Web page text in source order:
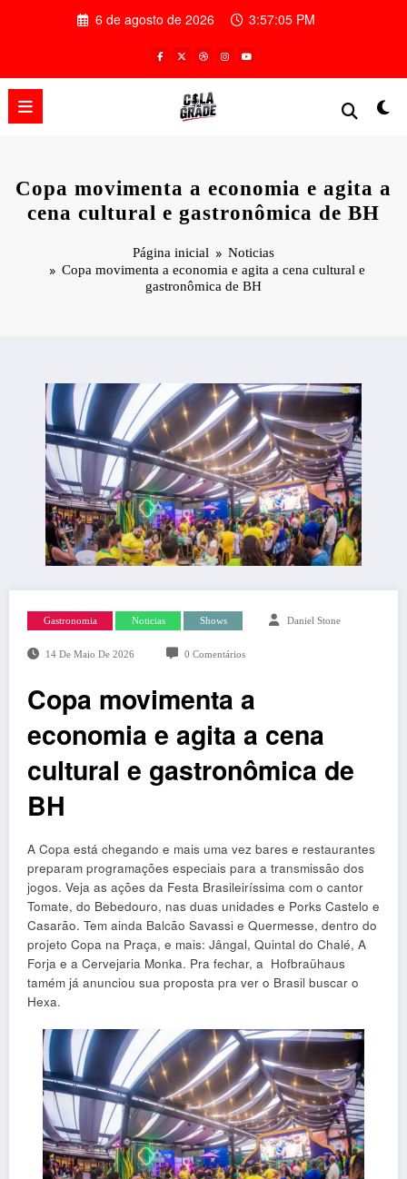
6 de agosto de 2026 3:57:07 PM
Copa movimenta a economia e agita a
cena cultural e gastronômica de BH
Página inicial
Noticias
Copa movimenta a economia e agita a cena cultural e
gastronômica de BH
Gastronomia Noticias Shows Daniel Stone
14 De Maio De 2026 0 Comentários
Copa movimenta a
economia e agita a cena
cultural e gastronômica de
BH
A Copa está chegando e mais uma vez bares e restaurantes
preparam programações especiais para a transmissão dos
jogos. Veja as ações da Festa Brasileiríssima com o cantor
Tomate, do Bebedouro, nas duas unidades e Porks Castelo e
Casarão. Tem ainda Balcão Savassi e Quermesse, dentro do
projeto Copa na Praça, e mais: Jângal, Quintal do Chalé, A
Forja e a Cervejaria Monka. Pra fechar, a Hofbraühaus
tamém já anunciou sua proposta pra ver o Brasil buscar o
Hexa.